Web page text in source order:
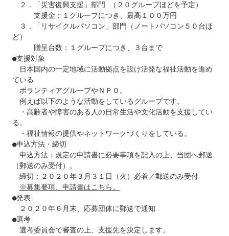
２．「災害復興支援」部門 （２０グループほどを予定）
支援金：１グループにつき、最高１００万円
３．「リサイクルパソコン」部門（ノートパソコン５０台ほ
ど）
贈呈台数：１グループにつき、３台まで
●支援対象
日本国内の一定地域に活動拠点を設け活発な福祉活動を進め
ている
ボランティアグループやＮＰＯ。
例えば以下のような活動をしているグループです。
・高齢者や障害のある人の日常生活や文化活動を支援してい
る。
・福祉情報の提供やネットワークづくりをしている。
●申込方法・締切
申込方法：規定の申請書に必要事項を記入の上、当団へ郵送
（郵送のみ受付）。
締切：２０２０年３月３１日（火）必着／郵送のみ受付
※募集要項、申請書はこちら。
●発表
２０２０年６月末、応募団体に郵送で通知
●選考
選考委員会で審査の上、支援先を決定します。